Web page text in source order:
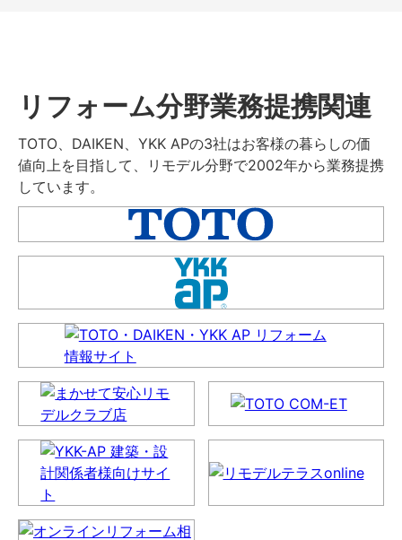
リフォーム分野業務提携関連
TOTO、DAIKEN、YKK APの3社はお客様の暮らしの価
値向上を目指して、リモデル分野で2002年から業務提携
しています。